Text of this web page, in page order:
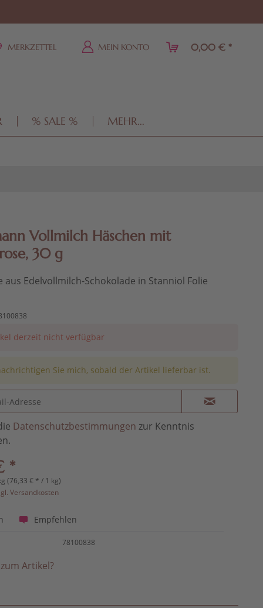
MERKZETTEL MEIN KONTO 0,00 € *
% SALE % MEHR...
Vollmilch Häschen mit
30 g
aus Edelvollmilch-Schokolade in Stanniol Folie
derzeit nicht verfügbar
Sie mich, sobald der Artikel lieferbar ist.
Datenschutzbestimmungen zur Kenntnis
*
(76,33 € * / 1 kg)
Versandkosten
Empfehlen
78100838
Artikel?